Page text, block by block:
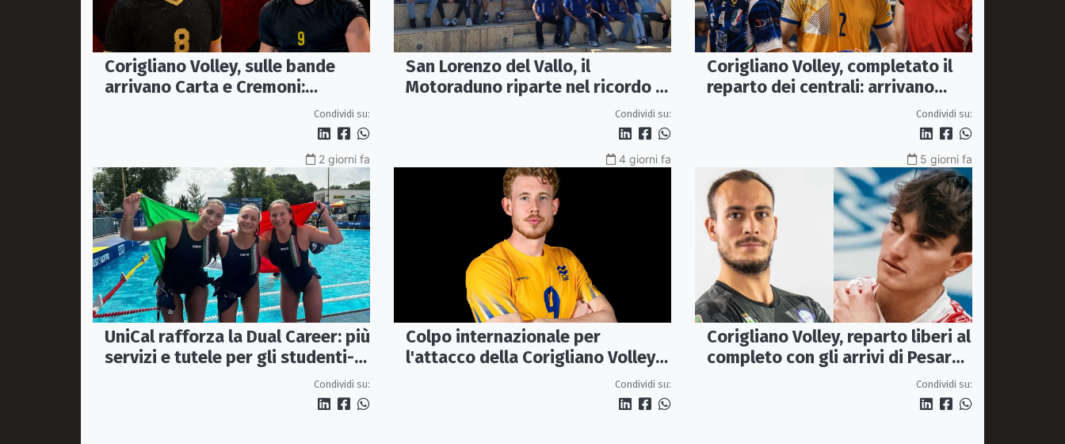
Corigliano Volley, sulle bande
arrivano Carta e Cremoni:
esperienza e futuro per la Serie
Condividi su:
San Lorenzo del Vallo, il
Motoraduno riparte nel ricordo di
Condividi su:
Corigliano Volley, completato il
reparto dei centrali: arrivano
Condividi su:
2 giorni fa
UniCal rafforza la Dual Career: più
servizi e tutele per gli studenti-
Condividi su:
4 giorni fa
Colpo internazionale per
l'attacco della Corigliano Volley:
arriva l'opposto svedese Johan
Condividi su:
5 giorni fa
Corigliano Volley, reparto liberi al
completo con gli arrivi di Pesare
Condividi su: